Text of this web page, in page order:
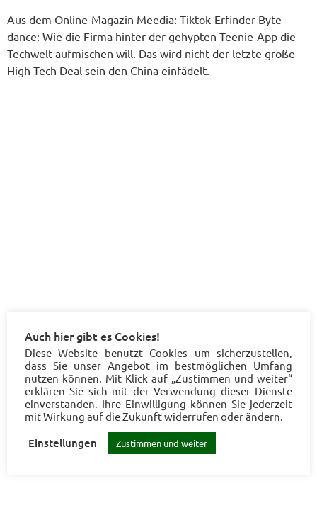
Aus dem Online-Maga­zin Mee­dia: Tik­tok-Erfin­der Byte­
dance: Wie die Fir­ma hin­ter der gehyp­ten Tee­nie-App die
Tech­welt auf­mi­schen will. Das wird nicht der letz­te gro­ße
High-Tech Deal sein den Chi­na einfädelt.
Auch hier gibt es Cookies!
Diese Website benutzt Cookies um sicherzustellen,
dass Sie unser Angebot im bestmöglichen Umfang
nutzen können. Mit Klick auf „Zustimmen und weiter“
erklären Sie sich mit der Verwendung dieser Dienste
einverstanden. Ihre Einwilligung können Sie jederzeit
mit Wirkung auf die Zukunft widerrufen oder ändern.
Einstellungen Zustimmen und weiter